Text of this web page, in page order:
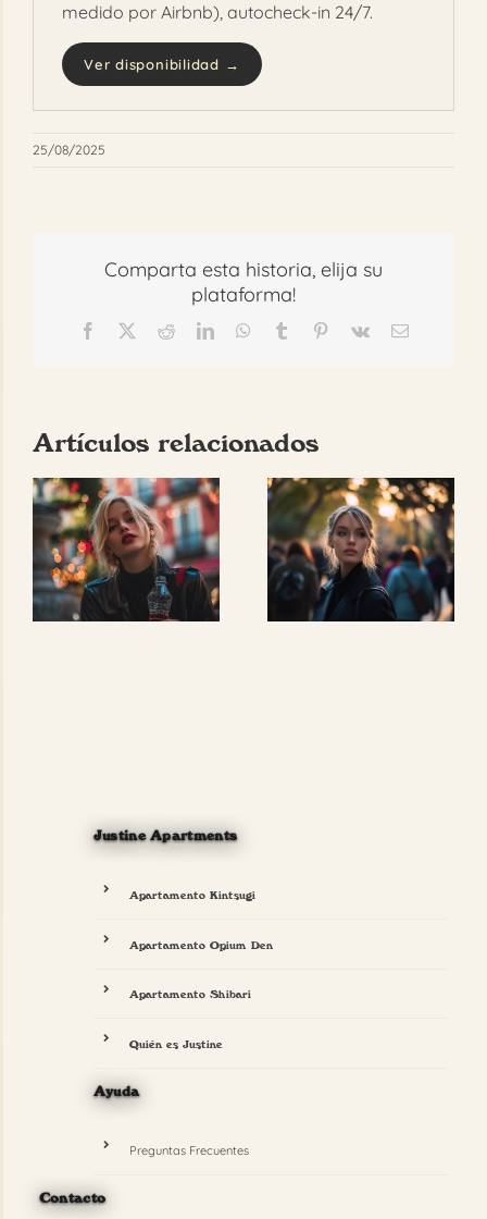
medido por Airbnb), autocheck-in 24/7.
Ver disponibilidad →
25/08/2025
Comparta esta historia, elija su
plataforma!
Facebook RedditLinkedInWhatsApp
Tumblr Pinterest
Vk
Correo
Artículos relacionados
Justine Apartments
Apartamento Kintsugi
Apartamento Opium Den
Apartamento Shibari
Quién es Justine
Ayuda
Preguntas Frecuentes
Contacto